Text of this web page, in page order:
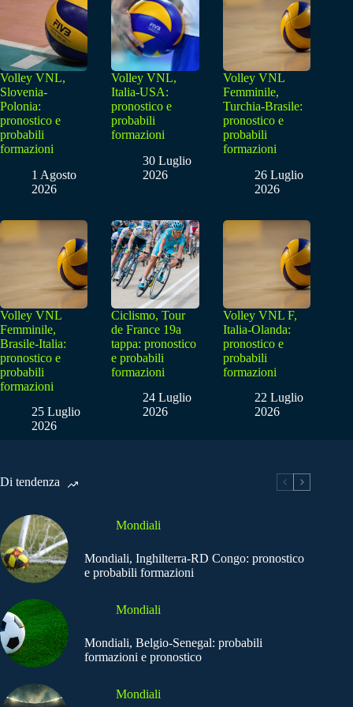
Volley VNL,
Slovenia-
Polonia:
pronostico e
probabili
formazioni
1 Agosto
2026
Volley VNL,
Italia-USA:
pronostico e
probabili
formazioni
30 Luglio
2026
Volley VNL
Femminile,
Turchia-Brasile:
pronostico e
probabili
formazioni
26 Luglio
2026
Volley VNL
Femminile,
Brasile-Italia:
pronostico e
probabili
formazioni
25 Luglio
2026
Ciclismo, Tour
de France 19a
tappa: pronostico
e probabili
formazioni
24 Luglio
2026
Volley VNL F,
Italia-Olanda:
pronostico e
probabili
formazioni
22 Luglio
2026
Di tendenza
Mondiali
Mondiali, Inghilterra-RD Congo: pronostico
e probabili formazioni
Mondiali
Mondiali, Belgio-Senegal: probabili
formazioni e pronostico
Mondiali